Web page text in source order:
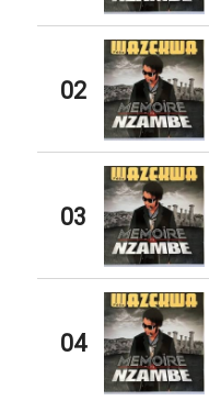
02
03
04